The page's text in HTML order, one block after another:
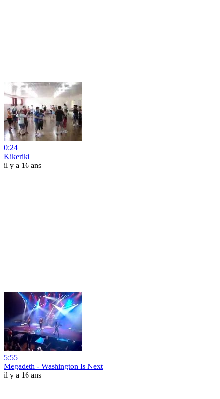
0:24
Kikeriki
il y a 16 ans
5:55
Megadeth - Washington Is Next
il y a 16 ans